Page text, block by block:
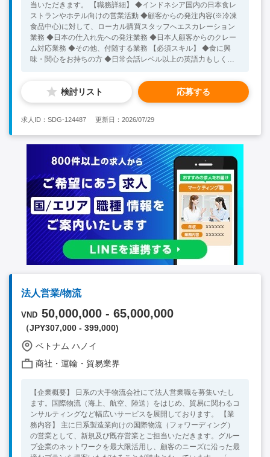
当いただきます。 【職務詳細】 ◆インドネシア国内の日本食レ
ストランやホテル向けの営業活動 ◆顧客からの発注内容(※冷凍
食品中心)に対して、ローカル購買スタッフへエスカレーション
業務 ◆日本の仕入れ先への発注業務 ◆日本人顧客からのクレー
ム対応業務 ◆その他、付随する業務 【必須スキル】 ◆食に興
味・関心をお持ちの方 ◆日常会話レベル以上の英語力もしくは
ミュニケーションを取っていただける方 ◆今後、長期的にイン
ドネシア勤務をご希望されている方 【歓迎スキル】 ◆現在、イ
ンドネシア在住の方
検討リスト 応募する
求人ID：SDG-124487 更新日：2026/07/29
法人営業/物流
VND 50,000,000 - 65,000,000
（JPY307,000 - 399,000)
ベトナム ハノイ
商社・運輸・貿易業界
【企業概要】 日系の大手物流会社にて法人営業職を募集いたし
ます。国際物流（海上、航空、陸送）をはじめ、貿易に関わるコ
ンサルティングなど幅広いサービスを展開しております。 【業
務内容】 主に日系製造業向けの国際物流（フォワーディング）
の営業として、新規及び既存営業とご担当いただきます。グルー
プ企業のネットワークを最大限活用し、顧客のニーズに沿った最